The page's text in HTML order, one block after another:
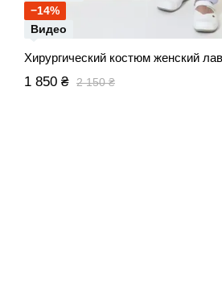
−14%
Видео
Хирургический костюм женский
2 150 ₴
1 850 ₴